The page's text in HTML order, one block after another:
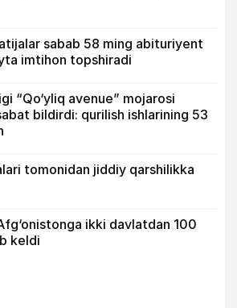
sabab 58 ming abituriyent
imtihon topshiradi
“Qo‘yliq avenue” mojarosi
bildirdi: qurilish ishlarining 53
tomonidan jiddiy qarshilikka
ikki davlatdan 100
keldi